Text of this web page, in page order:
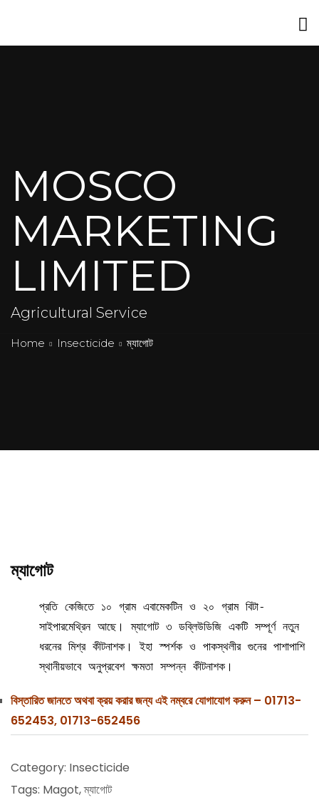
MOSCO
MARKETING
LIMITED
Agricultural Service
Home Insecticide ম্যাগোট
ম্যাগোট
প্রতি কেজিতে ১০ গ্রাম এবামেকটিন ও ২০ গ্রাম বিটা-
সাইপারমেথ্রিন আছে। ম্যাগোট ৩ ডব্লিউডিজি একটি সম্পূর্ণ নতুন
ধরনের মিশ্র কীটনাশক। ইহা স্পর্শক ও পাকস্থলীর গুনের পাশাপাশি
স্থানীয়ভাবে অনুপ্রবেশ ক্ষমতা সম্পন্ন কীটনাশক।
বিস্তারিত জানতে অথবা ক্রয় করার জন্য এই নম্বরে যোগাযোগ করুন – 01713-
652453, 01713-652456
Category: Insecticide
Tags: Magot,ম্যাগোট